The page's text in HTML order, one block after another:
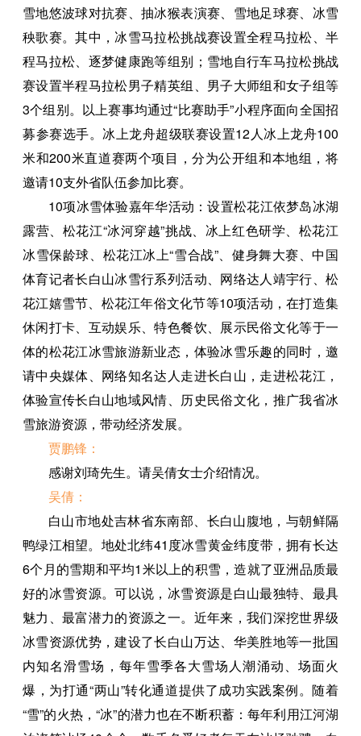
雪地悠波球对抗赛、抽冰猴表演赛、雪地足球赛、冰雪
秧歌赛。其中，冰雪马拉松挑战赛设置全程马拉松、半
程马拉松、逐梦健康跑等组别；雪地自行车马拉松挑战
赛设置半程马拉松男子精英组、男子大师组和女子组等
3个组别。以上赛事均通过“比赛助手”小程序面向全国招
募参赛选手。冰上龙舟超级联赛设置12人冰上龙舟100
米和200米直道赛两个项目，分为公开组和本地组，将
邀请10支外省队伍参加比赛。
10项冰雪体验嘉年华活动：设置松花江依梦岛冰湖
露营、松花江“冰河穿越”挑战、冰上红色研学、松花江
冰雪保龄球、松花江冰上“雪合战”、健身舞大赛、中国
体育记者长白山冰雪行系列活动、网络达人靖宇行、松
花江嬉雪节、松花江年俗文化节等10项活动，在打造集
休闲打卡、互动娱乐、特色餐饮、展示民俗文化等于一
体的松花江冰雪旅游新业态，体验冰雪乐趣的同时，邀
请中央媒体、网络知名达人走进长白山，走进松花江，
体验宣传长白山地域风情、历史民俗文化，推广我省冰
雪旅游资源，带动经济发展。
贾鹏锋：
感谢刘琦先生。请吴倩女士介绍情况。
吴倩：
白山市地处吉林省东南部、长白山腹地，与朝鲜隔
鸭绿江相望。地处北纬41度冰雪黄金纬度带，拥有长达
6个月的雪期和平均1米以上的积雪，造就了亚洲品质最
好的冰雪资源。可以说，冰雪资源是白山最独特、最具
魅力、最富潜力的资源之一。近年来，我们深挖世界级
冰雪资源优势，建设了长白山万达、华美胜地等一批国
内知名滑雪场，每年雪季各大雪场人潮涌动、场面火
爆，为打通“两山”转化通道提供了成功实践案例。随着
“雪”的火热，“冰”的潜力也在不断积蓄：每年利用江河湖